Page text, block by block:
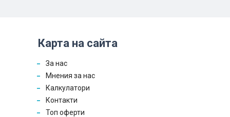
Карта на сайта
За нас
Мнения за нас
Калкулатори
Контакти
Топ оферти